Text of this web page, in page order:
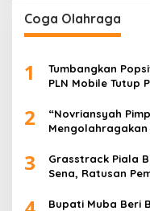
Coga Olahraga
1
Tumbangkan
PLN Mobile Tutup
2
“Novriansyah
3
Grasstrack Piala
Sena, Ratusan
Bupati Muba Beri